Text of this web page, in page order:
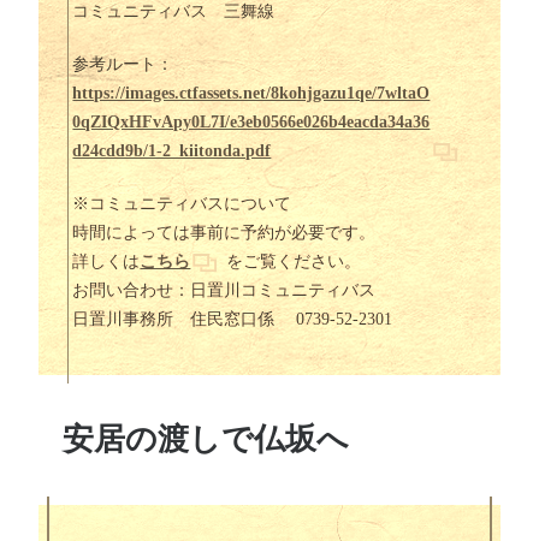
コミュニティバス 三舞線
参考ルート：
https://images.ctfassets.net/8kohjgazu1qe/7wltaO
0qZIQxHFvApy0L7I/e3eb0566e026b4eacda34a36
d24cdd9b/1-2_kiitonda.pdf
※コミュニティバスについて
時間によっては事前に予約が必要です。
詳しくはこちら
をご覧ください。
お問い合わせ：日置川コミュニティバス
日置川事務所 住民窓口係 0739-52-2301
安居の渡しで仏坂へ